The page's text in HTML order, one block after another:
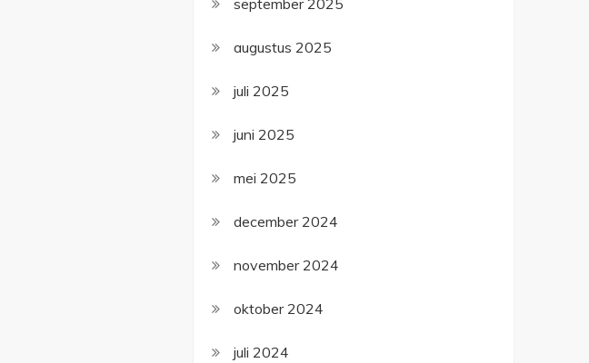
september 2025
augustus 2025
juli 2025
juni 2025
mei 2025
december 2024
november 2024
oktober 2024
juli 2024